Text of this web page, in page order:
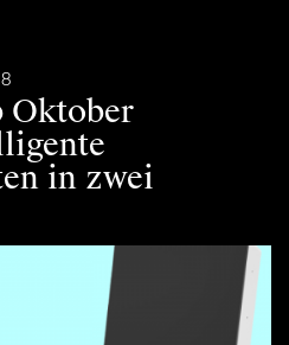
Oktober
in zwei